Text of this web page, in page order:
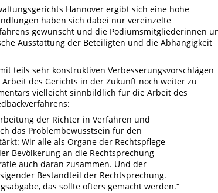
Hannover ergibt sich eine hohe
haben sich dabei nur vereinzelte
gewünscht und die Podiumsmitgliederinnen
Ausstattung der Beteiligten und die Abhängigkeit
teils sehr konstruktiven Verbesserungsvorschlägen
des Gerichts in der Zukunft noch weiter zu
vielleicht sinnbildlich für die Arbeit des
der Richter in Verfahren und
das Problembewusstsein für den
Wir alle als Organe der Rechtspflege
Bevölkerung an die Rechtsprechung
auch daran zusammen. Und der
Bestandteil der Rechtsprechung.
das sollte öfters gemacht werden.“